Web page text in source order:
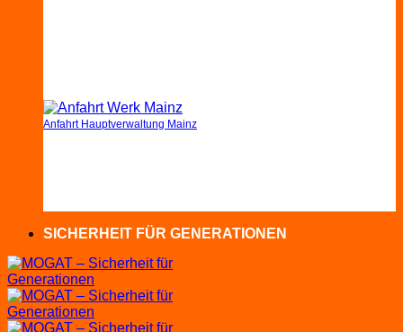
Anfahrt Hauptverwaltung Mainz
SICHERHEIT FÜR GENERATIONEN